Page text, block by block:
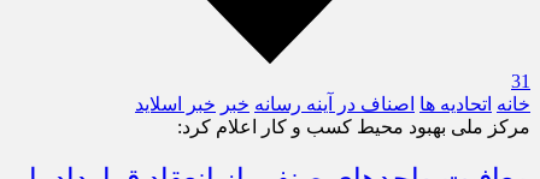
31
خانه اتحادیه ها اصناف در آینه رسانه خبر خبر اسلايد
مرکز ملی بهبود محیط کسب و کار اعلام کرد: